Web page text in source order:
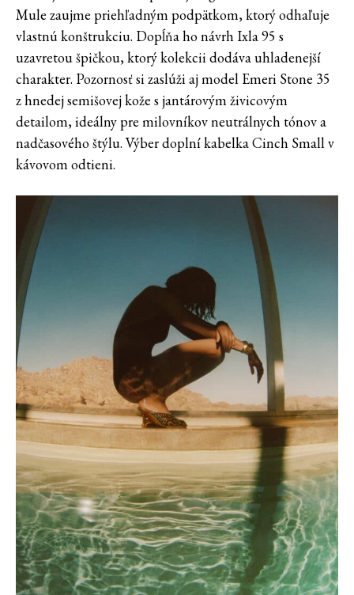
Mule zaujme priehľadným podpätkom, ktorý odhaľuje
vlastnú konštrukciu. Dopĺňa ho návrh Ixla 95 s
uzavretou špičkou, ktorý kolekcii dodáva uhladenejší
charakter. Pozornosť si zaslúži aj model Emeri Stone 35
z hnedej semišovej kože s jantárovým živicovým
detailom, ideálny pre milovníkov neutrálnych tónov a
nadčasového štýlu. Výber doplní kabelka Cinch Small v
kávovom odtieni.